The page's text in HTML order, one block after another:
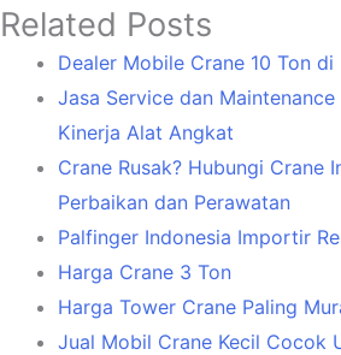
Related Posts
Dealer Mobile Crane 10 Ton di
Jasa Service dan
Kinerja Alat Angkat
Crane Rusak? Hubungi Crane
Perbaikan dan Perawatan
Palfinger Indonesia Importir
Harga Crane 3 Ton
Harga Tower Crane Paling
Jual Mobil Crane Kecil Cocok